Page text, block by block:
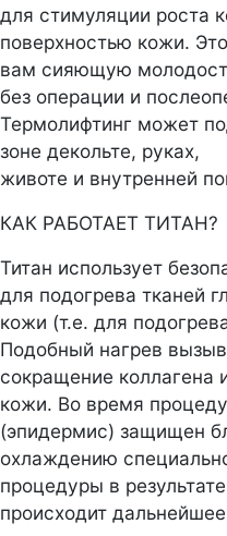
для стимуляции роста
поверхностью кожи.
вам сияющую
без операции и
Термолифтинг может
зоне декольте, руках,
животе и внутренней
КАК РАБОТАЕТ ТИТАН?
Титан использует
для подогрева тканей
кожи (т.е. для
Подобный нагрев
сокращение коллагена
кожи. Во время
(эпидермис) защищен
охлаждению
процедуры в
происходит